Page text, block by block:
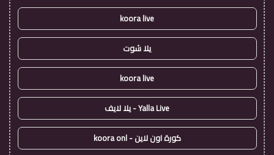
koora live
يلا شوت
koora live
Yalla Live - يلا لايف
كورة اون لاين - koora onl